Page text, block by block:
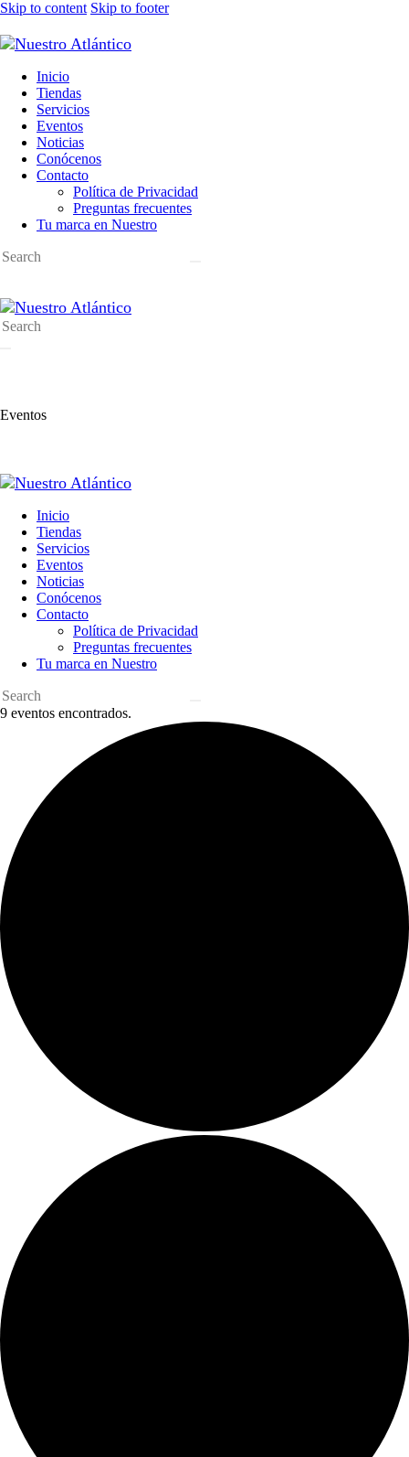
Skip to content Skip to footer
Inicio
Tiendas
Servicios
Eventos
Noticias
Conócenos
Contacto
Política de Privacidad
Preguntas frecuentes
Tu marca en Nuestro
Eventos
Inicio
Tiendas
Servicios
Eventos
Noticias
Conócenos
Contacto
Política de Privacidad
Preguntas frecuentes
Tu marca en Nuestro
9 eventos encontrados.